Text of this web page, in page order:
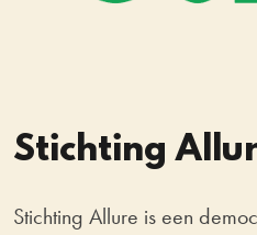
Stichting
Stichting Allure is een